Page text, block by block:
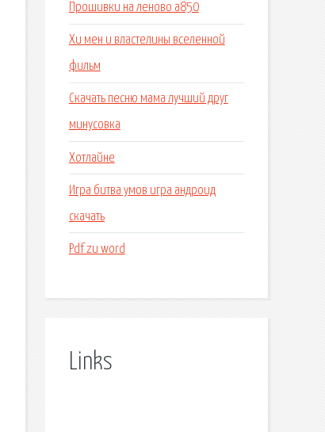
Прошивки на леново а850
Хи мен и властелины вселенной
фильм
Скачать песню мама лучший друг
минусовка
Хотлайне
Игра битва умов игра андроид
скачать
Pdf zu word
Links